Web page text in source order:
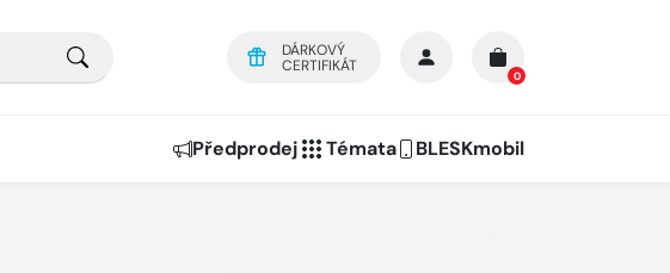
DÁRKOVÝ
CERTIFIKÁT
0
Předprodej Témata BLESKmobil